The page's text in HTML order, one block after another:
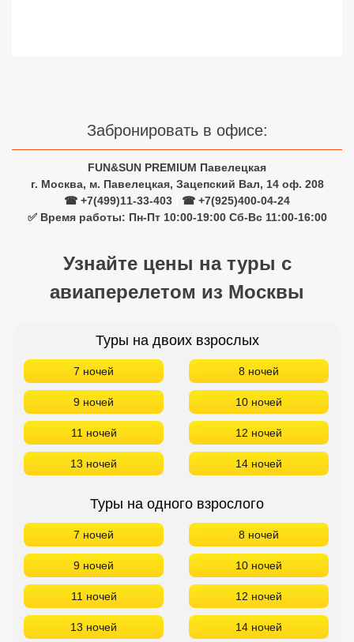
Забронировать в офисе:
FUN&SUN PREMIUM Павелецкая
г. Москва, м. Павелецкая, Зацепский Вал, 14 оф. 208
☎ +7(499)11-33-403
☎ +7(925)400-04-24
✅ Время работы: Пн-Пт 10:00-19:00 Сб-Вс 11:00-16:00
Узнайте цены на туры с
авиаперелетом из Москвы
Туры на двоих взрослых
7 ночей 8 ночей
9 ночей 10 ночей
11 ночей 12 ночей
13 ночей 14 ночей
Туры на одного взрослого
7 ночей 8 ночей
9 ночей 10 ночей
11 ночей 12 ночей
13 ночей 14 ночей